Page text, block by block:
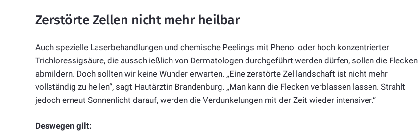
Zerstörte Zellen nicht mehr heilbar
Auch spezielle Laserbehandlungen und chemische Peelings mit Phenol oder hoch konzentrierter
Trichloressigsäure, die ausschließlich von Dermatologen durchgeführt werden dürfen, sollen die Flecken
abmildern. Doch sollten wir keine Wunder erwarten. „Eine zerstörte Zelllandschaft ist nicht mehr
vollständig zu heilen“, sagt Hautärztin Brandenburg. „Man kann die Flecken verblassen lassen. Strahlt
jedoch erneut Sonnenlicht darauf, werden die Verdunkelungen mit der Zeit wieder intensiver.“
Deswegen gilt: